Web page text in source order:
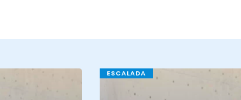
ESCALADA